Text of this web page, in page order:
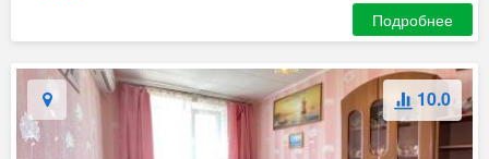
Подробнее
10.0